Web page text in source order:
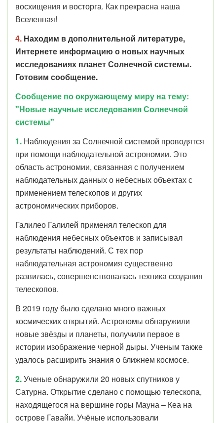
восхищения и восторга. Как прекрасна наша
Вселенная!
4. Находим в дополнительной литературе,
Интернете информацию о новых научных
исследованиях планет Солнечной системы.
Готовим сообщение.
Сообщение по окружающему миру на тему:
"Новые научные исследования Солнечной
системы"
1. Наблюдения за Солнечной системой проводятся
при помощи наблюдательной астрономии. Это
область астрономии, связанная с получением
наблюдательных данных о небесных объектах с
применением телескопов и других
астрономических приборов.
Галилео Галилей применял телескоп для
наблюдения небесных объектов и записывал
результаты наблюдений. С тех пор
наблюдательная астрономия существенно
развилась, совершенствовалась техника создания
телескопов.
В 2019 году было сделано много важных
космических открытий. Астрономы обнаружили
новые звёзды и планеты, получили первое в
истории изображение черной дыры. Ученым также
удалось расширить знания о ближнем космосе.
2.Ученые обнаружили 20 новых спутников у
Сатурна. Открытие сделано с помощью телескопа,
находящегося на вершине горы Мауна – Кеа на
острове Гавайи. Учёные использовали